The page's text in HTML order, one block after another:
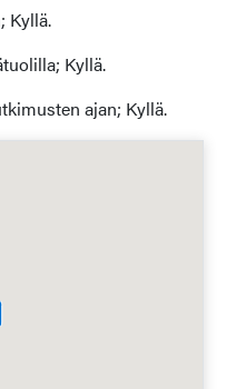
Kyllä.
Kyllä.
ajan; Kyllä.